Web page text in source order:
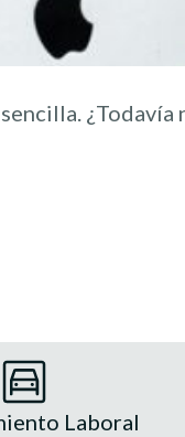
¿Todavía
Laboral